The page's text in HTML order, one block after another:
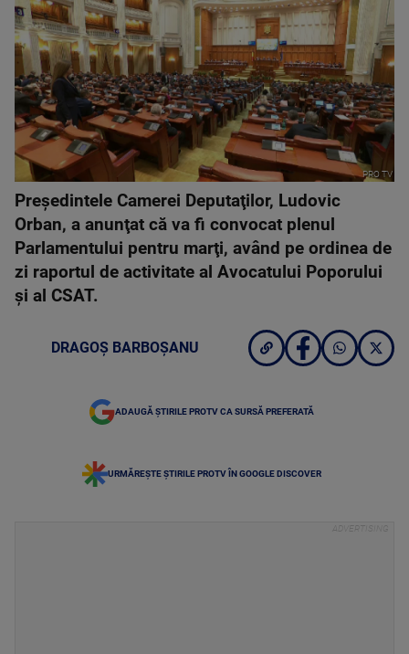
PRO TV
Preşedintele Camerei Deputaţilor, Ludovic
Orban, a anunţat că va fi convocat plenul
Parlamentului pentru marţi, având pe ordinea de
zi raportul de activitate al Avocatului Poporului
şi al CSAT.
DRAGOȘ BARBOȘANU
ADAUGĂ ȘTIRILE PROTV CA SURSĂ PREFERATĂ
URMĂREȘTE ȘTIRILE PROTV ÎN GOOGLE DISCOVER